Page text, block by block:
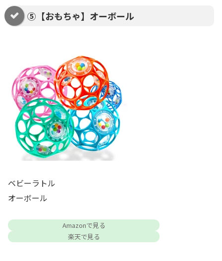
⑤【おもちゃ】オーボール
ベビーラトル
オーボール
Amazonで見る
楽天で見る